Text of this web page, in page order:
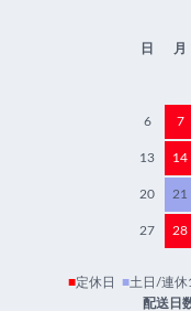
日 月
6 7
13 14
20 21
27 28
■定休日 ■土日/連休
配送日